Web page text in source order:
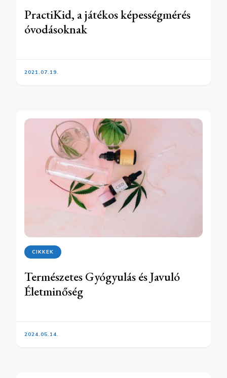
PractiKid, a játékos képességmérés
óvodásoknak
2021.07.19.
CIKKEK
Természetes Gyógyulás és Javuló
Életminőség
2024.05.14.